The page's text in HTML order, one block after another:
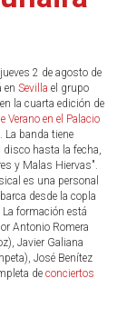
2 de agosto de
en Sevilla el grupo
la cuarta edición de
Verano en el Palacio
. La banda tiene
hasta la fecha,
y Malas Hiervas".
es una personal
desde la copla
formación está
Antonio Romera
Javier Galiana
José Benítez
de conciertos